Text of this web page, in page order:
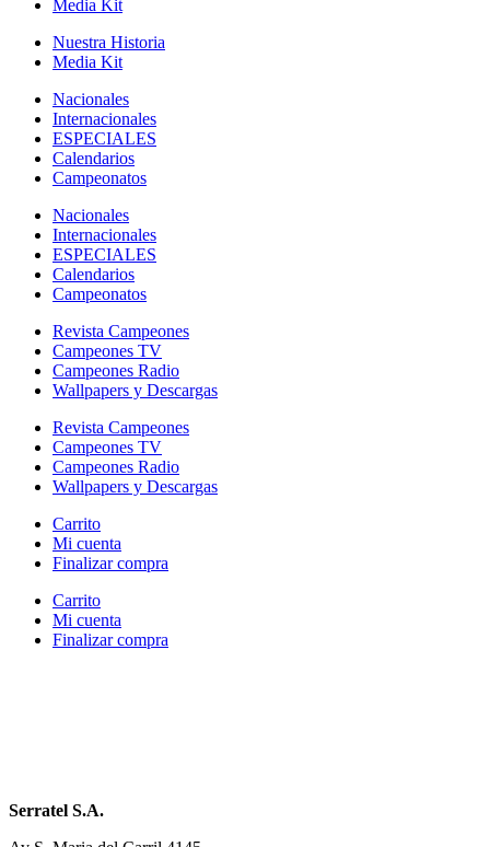
Media Kit
Nuestra Historia
Media Kit
Nacionales
Internacionales
ESPECIALES
Calendarios
Campeonatos
Nacionales
Internacionales
ESPECIALES
Calendarios
Campeonatos
Revista Campeones
Campeones TV
Campeones Radio
Wallpapers y Descargas
Revista Campeones
Campeones TV
Campeones Radio
Wallpapers y Descargas
Carrito
Mi cuenta
Finalizar compra
Carrito
Mi cuenta
Finalizar compra
Serratel S.A.